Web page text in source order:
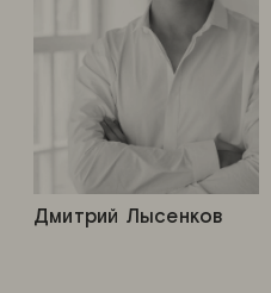
Дмитрий Лысенков